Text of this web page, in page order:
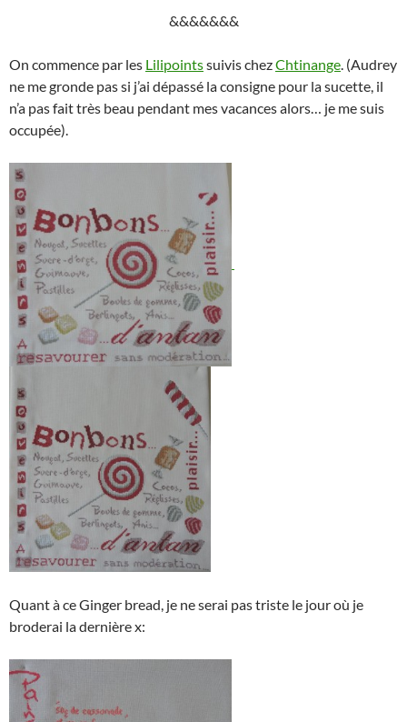
&&&&&&&
On commence par les Lilipointssuivis chezChtinange. (Audrey
ne me gronde pas si j’ai dépassé la consigne pour la sucette, il
n’a pas fait très beau pendant mes vacances alors… je me suis
occupée).
Quant à ce Ginger bread, je ne serai pas triste le jour où je
broderai la dernière x: